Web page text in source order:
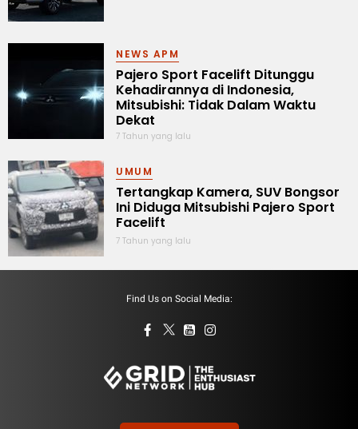
NEWS APM
Pajero Sport Facelift Ditunggu
Kehadirannya di Indonesia,
Mitsubishi: Tidak Dalam Waktu
Dekat
7 Tahun yang lalu
UMUM
Tertangkap Kamera, SUV Bongsor
Ini Diduga Mitsubishi Pajero Sport
Facelift
7 Tahun yang lalu
Find Us on Social Media: